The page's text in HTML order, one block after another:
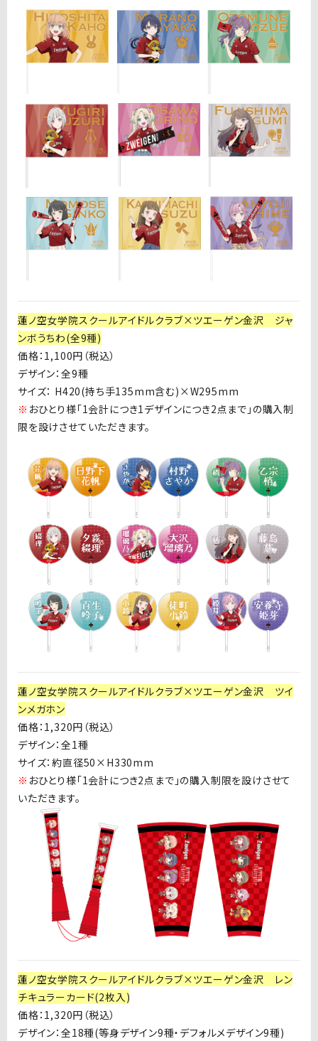
蓮ノ空女学院スクールアイドルクラブ×ツエーゲン金沢 ジャ
ンボうちわ(全9種)
価格： 1,100円（税込）
デザイン：全9種
サイズ： H420(持ち手135mm含む) ×W295mm
※ おひとり様「1会計につき1 デザインにつき2点まで」の購入制
限を設けさせていただきます。
蓮ノ空女学院スクールアイドルクラブ×ツエーゲン金沢 ツイ
ンメガホン
価格： 1,320円（税込）
デザイン：全1種
サイズ：約直径50 × H330mm
※ おひとり様「1会計につき2点まで」の購入制限を設けさせて
いただきます。
蓮ノ空女学院スクールアイドルクラブ×ツエーゲン金沢 レン
チキュラーカード(2枚入)
価格： 1,320円（税込）
デザイン：全18種(等身デザイン9種・デフォルメデザイン9種)